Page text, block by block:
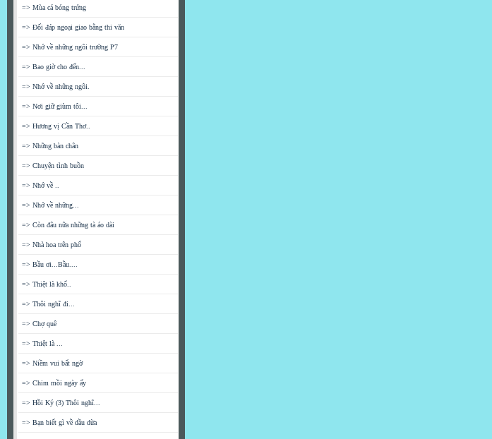
=> Mùa cá bóng trứng
=> Đối đáp ngoại giao bằng thi văn
=> Nhớ về những ngôi trường P7
=> Bao giờ cho đến...
=> Nhớ về những ngôi.
=> Nơi giữ giùm tôi...
=> Hương vị Cần Thơ..
=> Những bàn chân
=> Chuyện tình buồn
=> Nhớ về ..
=> Nhớ về những...
=> Còn đâu nữa những tà áo dài
=> Nhà hoa trên phố
=> Bầu ơi...Bầu....
=> Thiệt là khổ..
=> Thôi nghĩ đi...
=> Chợ quê
=> Thiệt là ...
=> Niềm vui bất ngờ
=> Chim mồi ngày ấy
=> Hồi Ký (3) Thôi nghĩ...
=> Bạn biết gì về dầu dừa